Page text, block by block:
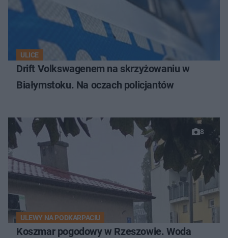
ULICE
Drift Volkswagenem na skrzyżowaniu w
Białymstoku. Na oczach policjantów
8
ULEWY NA PODKARPACIU
Koszmar pogodowy w Rzeszowie. Woda